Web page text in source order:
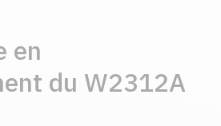
en
du W2312A